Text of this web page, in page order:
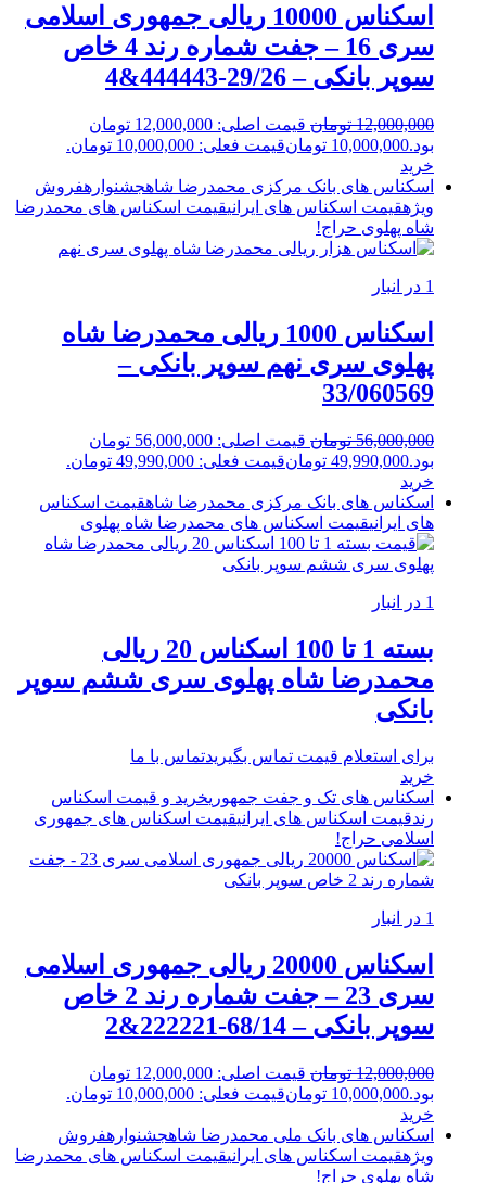
اسکناس 10000 ریالی جمهوری اسلامی
سری 16 – جفت شماره رند 4 خاص
سوپر بانکی – 29/26-444443&4
12,000,000 تومان
قیمت اصلی: 12,000,000 تومان
بود.10,000,000 تومانقیمت فعلی: 10,000,000 تومان.
خرید
اسکناس های بانک مرکزی محمدرضا شاهجشنوارهفروش
ویژهقیمت اسکناس های ایرانیقیمت اسکناس های محمدرضا
شاه پهلوی حراج!
1 در انبار
اسکناس 1000 ریالی محمدرضا شاه
پهلوی سری نهم سوپر بانکی –
33/060569
56,000,000 تومان
قیمت اصلی: 56,000,000 تومان
بود.49,990,000 تومانقیمت فعلی: 49,990,000 تومان.
خرید
اسکناس های بانک مرکزی محمدرضا شاهقیمت اسکناس
های ایرانیقیمت اسکناس های محمدرضا شاه پهلوی
1 در انبار
بسته 1 تا 100 اسکناس 20 ریالی
محمدرضا شاه پهلوی سری ششم سوپر
بانکی
برای استعلام قیمت تماس بگیریدتماس با ما
خرید
اسکناس های تک و جفت جمهوریخرید و قیمت اسکناس
رندقیمت اسکناس های ایرانیقیمت اسکناس های جمهوری
اسلامی حراج!
1 در انبار
اسکناس 20000 ریالی جمهوری اسلامی
سری 23 – جفت شماره رند 2 خاص
سوپر بانکی – 68/14-222221&2
12,000,000 تومان
قیمت اصلی: 12,000,000 تومان
بود.10,000,000 تومانقیمت فعلی: 10,000,000 تومان.
خرید
اسکناس های بانک ملی محمدرضا شاهجشنوارهفروش
ویژهقیمت اسکناس های ایرانیقیمت اسکناس های محمدرضا
شاه پهلوی حراج!